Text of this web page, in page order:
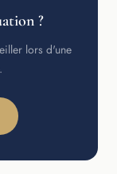
?
lors d'une